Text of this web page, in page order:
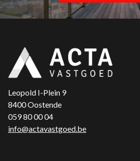
Leopold I-Plein 9
8400 Oostende
059 80 00 04
info@actavastgoed.be